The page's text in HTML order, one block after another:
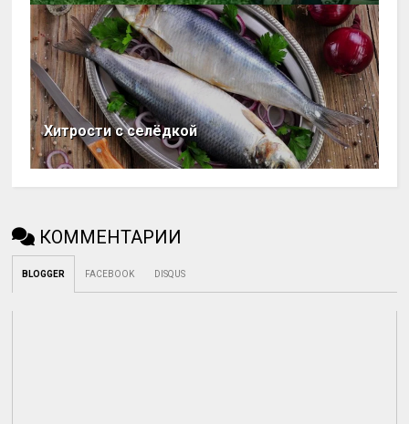
Хитрости с селёдкой
КОММЕНТАРИИ
BLOGGER FACEBOOK DISQUS